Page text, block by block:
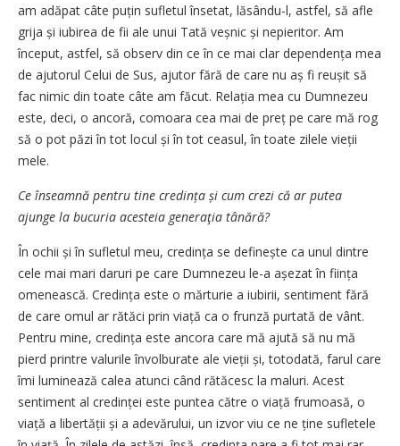
am adăpat câte puțin sufletul însetat, lăsându-l, astfel, să afle
grija și iubirea de fii ale unui Tată veșnic și nepieritor. Am
început, astfel, să observ din ce în ce mai clar dependența mea
de ajutorul Celui de Sus, ajutor fără de care nu aș fi reușit să
fac nimic din toate câte am făcut. Relația mea cu Dumnezeu
este, deci, o ancoră, comoara cea mai de preț pe care mă rog
să o pot păzi în tot locul și în tot ceasul, în toate zilele vieții
mele.
Ce înseamnă pentru tine cre­din­ța și cum crezi că ar putea
ajunge la bucuria acesteia generaţia tânără?
În ochii și în sufletul meu, cre­dința se definește ca unul dintre
cele mai mari daruri pe care Dumnezeu le-a așezat în ființa
omenească. Credința este o mărturie a iubirii, sentiment fără
de care omul ar rătăci prin viață ca o frunză purtată de vânt.
Pentru mine, credința este ancora care mă ajută să nu mă
pierd printre valurile învolburate ale vieții și, totodată, farul care
îmi luminează calea atunci când rătăcesc la maluri. Acest
sentiment al credinței este puntea către o viață frumoasă, o
viață a libertății și a adevărului, un izvor viu ce ne ține sufletele